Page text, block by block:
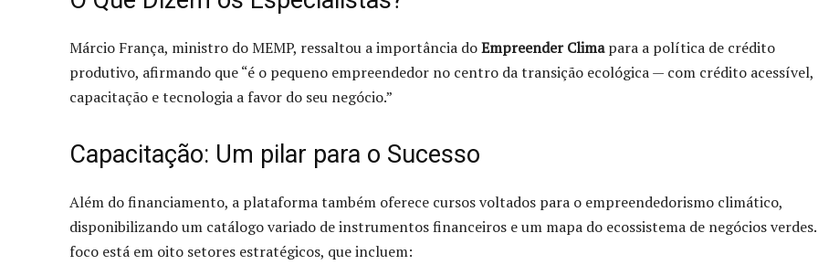
Márcio França, ministro do MEMP, ressaltou a importância doEmpreender Climapara a política de crédito
produtivo, afirmando que “é o pequeno empreendedor no centro da transição ecológica — com crédito acessível,
capacitação e tecnologia a favor do seu negócio.”
Capacitação: Um pilar para o Sucesso
Além do financiamento, a plataforma também oferece cursos voltados para o empreendedorismo climático,
disponibilizando um catálogo variado de instrumentos financeiros e um mapa do ecossistema de negócios
foco está em oito setores estratégicos, que incluem: